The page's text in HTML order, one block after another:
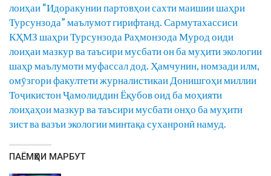
лоиҳаи “Идоракунии партовҳои сахти маишии шаҳри
Турсунзода” маълумот гирифтанд. Сармутахассиси
КҲМЗ шаҳри Турсунзода Раҳмонзода Мурод оиди
лоиҳаи мазкур ва таъсири мусбати он ба муҳити экологии
шаҳр маълумоти муфассал дод. Ҳамчунин, номзади илм,
омӯзгори факултети журналистикаи Донишгоҳи миллии
Тоҷикистон Ҷамолиддин Ёқубов оид ба моҳияти
лоиҳаҳои мазкур ва таъсири мусбати онҳо ба муҳити
зист ва вазъи экологии минтақа суханронӣ намуд.
ПАЁМҲОИ МАРБУТ